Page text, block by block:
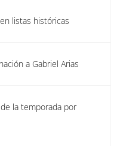
listas históricas
a Gabriel Arias
la temporada por